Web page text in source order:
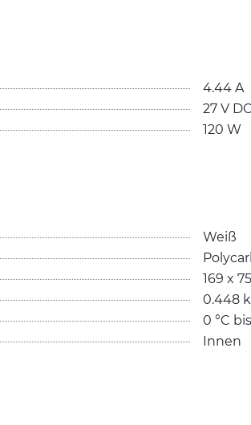
4.44 A
27 V DC
120 W
Weiß
169 x
0.448
0 °C
Innen